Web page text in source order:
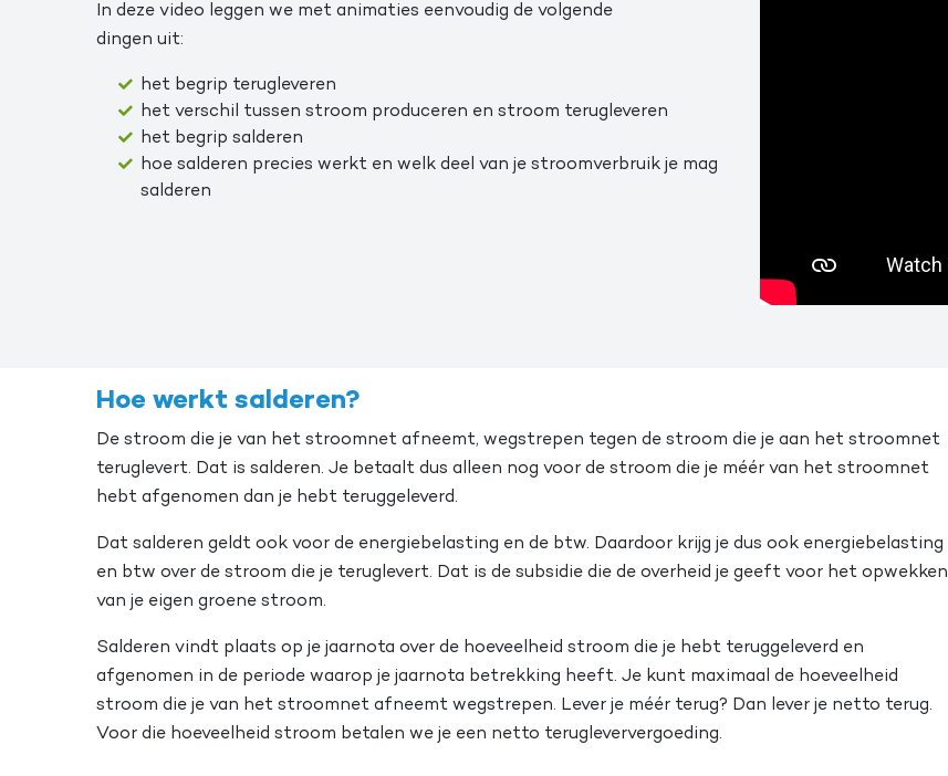
In deze video leggen we met animaties eenvoudig de volgende
dingen uit:
het begrip terugleveren
het verschil tussen stroom produceren en stroom terugleveren
het begrip salderen
hoe salderen precies werkt en welk deel van je stroomverbruik je mag
salderen
Hoe werkt salderen?
De stroom die je van het stroomnet afneemt, wegstrepen tegen de stroom die je aan het stroomnet
teruglevert. Dat is salderen. Je betaalt dus alleen nog voor de stroom die je méér van het stroomnet
hebt afgenomen dan je hebt teruggeleverd.
Dat salderen geldt ook voor de energiebelasting en de btw. Daardoor krijg je dus ook energiebelasting
en btw over de stroom die je teruglevert. Dat is de subsidie die de overheid je geeft voor het opwekken
van je eigen groene stroom.
Salderen vindt plaats op je jaarnota over de hoeveelheid stroom die je hebt teruggeleverd en
afgenomen in de periode waarop je jaarnota betrekking heeft. Je kunt maximaal de hoeveelheid
stroom die je van het stroomnet afneemt wegstrepen. Lever je méér terug? Dan lever je netto terug.
Voor die hoeveelheid stroom betalen we je een netto terugleververgoeding.